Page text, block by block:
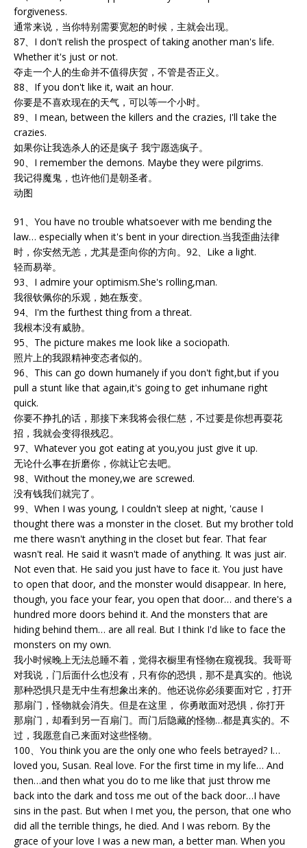
forgiveness.
通常来说，当你特别需要宽恕的时候，主就会出现。
87、I don't relish the prospect of taking another man's life.
Whether it's just or not.
夺走一个人的生命并不值得庆贺，不管是否正义。
88、If you don't like it, wait an hour.
你要是不喜欢现在的天气，可以等一个小时。
89、I mean, between the killers and the crazies, I'll take the
crazies.
如果你让我选杀人的还是疯子 我宁愿选疯子。
90、I remember the demons. Maybe they were pilgrims.
我记得魔鬼，也许他们是朝圣者。
动图
91、You have no trouble whatsoever with me bending the
law… especially when it's bent in your direction.当我歪曲法律
时，你安然无恙，尤其是歪向你的方向。92、Like a light.
轻而易举。
93、I admire your optimism.She's rolling,man.
我很钦佩你的乐观，她在叛变。
94、I'm the furthest thing from a threat.
我根本没有威胁。
95、The picture makes me look like a sociopath.
照片上的我跟精神变态者似的。
96、This can go down humanely if you don't fight,but if you
pull a stunt like that again,it's going to get inhumane right
quick.
你要不挣扎的话，那接下来我将会很仁慈，不过要是你想再耍花
招，我就会变得很残忍。
97、Whatever you got eating at you,you just give it up.
无论什么事在折磨你，你就让它去吧。
98、Without the money,we are screwed.
没有钱我们就完了。
99、When I was young, I couldn't sleep at night, 'cause I
thought there was a monster in the closet. But my brother told
me there wasn't anything in the closet but fear. That fear
wasn't real. He said it wasn't made of anything. It was just air.
Not even that. He said you just have to face it. You just have
to open that door, and the monster would disappear. In here,
though, you face your fear, you open that door… and there's a
hundred more doors behind it. And the monsters that are
hiding behind them… are all real. But I think I'd like to face the
monsters on my own.
我小时候晚上无法总睡不着，觉得衣橱里有怪物在窥视我。我哥哥
对我说，门后面什么也没有，只有你的恐惧，那不是真实的。他说
那种恐惧只是无中生有想象出来的。他还说你必须要面对它，打开
那扇门，怪物就会消失。但是在这里， 你勇敢面对恐惧，你打开
那扇门，却看到另一百扇门。而门后隐藏的怪物…都是真实的。不
过，我愿意自己来面对这些怪物。
100、You think you are the only one who feels betrayed? I…
loved you, Susan. Real love. For the first time in my life… And
then…and then what you do to me like that just throw me
back into the dark and toss me out of the back door…I have
sins in the past. But when I met you, the person, that one who
did all the terrible things, he died. And I was reborn. By the
grace of your love I was a new man, a better man. When you